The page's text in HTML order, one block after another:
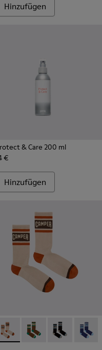
Hinzufügen
& Care 200 ml
€
Hinzufügen
Schnürsenkel
weiße Schnürsenkel
Multicolor mid-length
Multicolor mid-
Multicolor